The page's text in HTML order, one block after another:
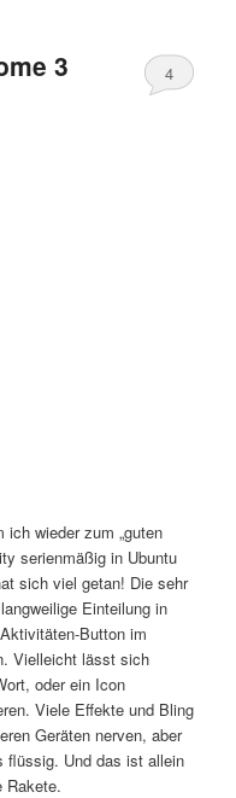
3
4
ich wieder zum „guten
serienmäßig in Ubuntu
sich viel getan! Die sehr
Einteilung in
Button im
Vielleicht lässt sich
oder ein Icon
Viele Effekte und Bling
Geräten nerven, aber
flüssig. Und das ist allein
Rakete.